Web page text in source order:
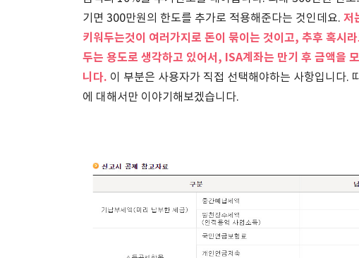
기면 300만원의 한도를 추가로 적용해준다는 것인데요. 저
키워두는것이 여러가지로 돈이 묶이는 것이고, 추후 혹시
두는 용도로 생각하고 있어서, ISA계좌는 만기 후 금액을
니다. 이 부분은 사용자가 직접 선택해야하는 사항입니다.
에 대해서만 이야기해보겠습니다.